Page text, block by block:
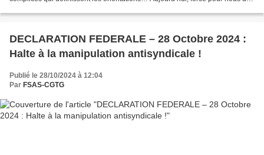
DECLARATION FEDERALE – 28 Octobre 2024 :
Halte à la manipulation antisyndicale !
Publié le 28/10/2024 à 12:04
Par FSAS-CGTG